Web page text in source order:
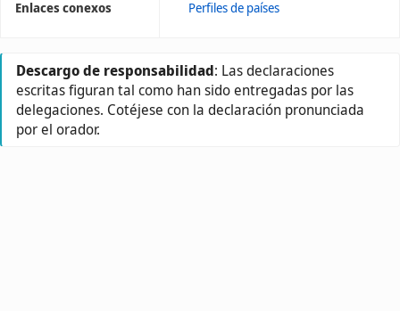
Enlaces conexos Perfiles de países
Descargo de responsabilidad: Las declaraciones
escritas figuran tal como han sido entregadas por las
delegaciones. Cotéjese con la declaración pronunciada
por el orador.